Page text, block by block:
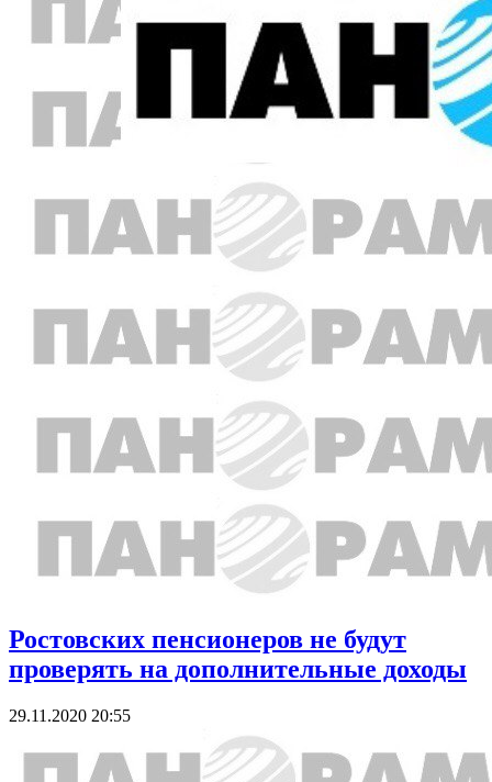
Ростовских пенсионеров не будут
проверять на дополнительные доходы
29.11.2020 20:55